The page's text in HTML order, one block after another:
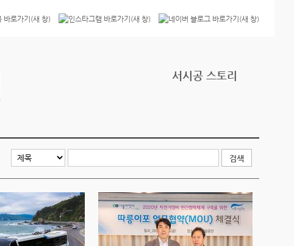
서시공 스토리